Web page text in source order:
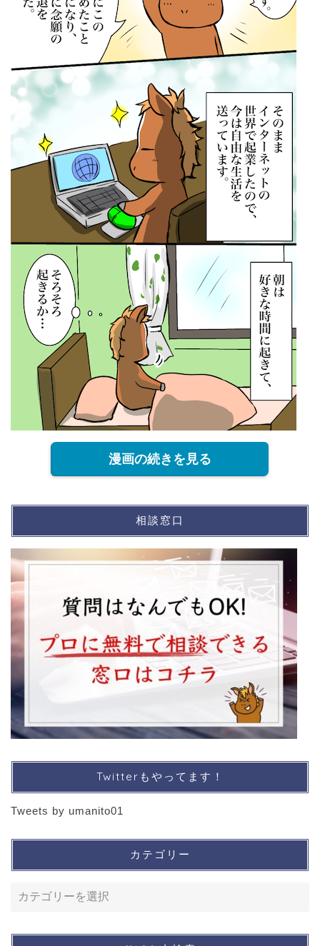
漫画の続きを見る
相談窓口
Twitterもやってます！
Tweets by umanito01
カテゴリー